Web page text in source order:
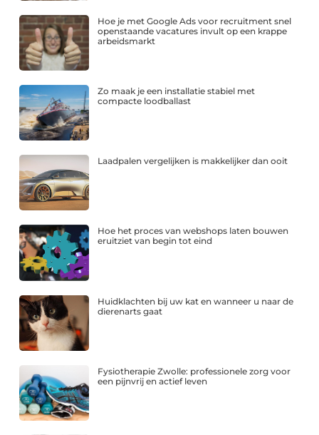
Hoe je met Google Ads voor recruitment snel
openstaande vacatures invult op een krappe
arbeidsmarkt
Zo maak je een installatie stabiel met
compacte loodballast
Laadpalen vergelijken is makkelijker dan ooit
Hoe het proces van webshops laten bouwen
eruitziet van begin tot eind
Huidklachten bij uw kat en wanneer u naar de
dierenarts gaat
Fysiotherapie Zwolle: professionele zorg voor
een pijnvrij en actief leven